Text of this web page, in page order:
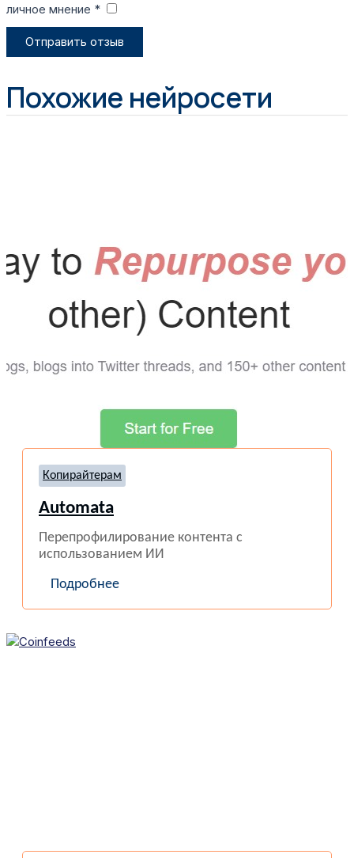
личное мнение *
Отправить отзыв
Похожие нейросети
Копирайтерам
Automata
Перепрофилирование контента с
использованием ИИ
Подробнее